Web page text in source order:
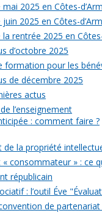
mai 2025 en Côtes-
juin 2025 en Côtes-
la rentrée 2025 en
d’octobre 2025
formation pour les
de décembre 2025
actus
l’enseignement
: comment faire ?
de la propriété
consommateur » : ce
républicain
: l’outil Éve
de partenariat